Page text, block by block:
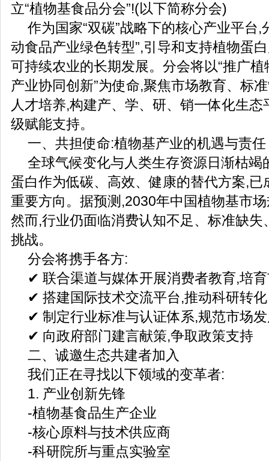
立“植物基食品分会”!(以下简称分会)
作为国家“双碳”战略下的核心产业平台,
动食品产业绿色转型”,引导和支持植物蛋
可持续农业的长期发展。分会将以“推广
产业协同创新”为使命,聚焦市场教育、标
人才培养,构建产、学、研、销一体化生
级赋能支持。
一、共担使命:植物基产业的机遇与责任
全球气候变化与人类生存资源日渐枯竭
蛋白作为低碳、高效、健康的替代方案,已
重要方向。据预测,2030年中国植物基市
然而,行业仍面临消费认知不足、标准缺失
挑战。
分会将携手各方:
✔ 联合渠道与媒体开展消费者教育,培
✔ 搭建国际技术交流平台,推动科研转化
✔ 制定行业标准与认证体系,规范市场
✔ 向政府部门建言献策,争取政策支持
二、诚邀生态共建者加入
我们正在寻找以下领域的变革者:
1. 产业创新先锋
-植物基食品生产企业
-核心原料与技术供应商
-科研院所与重点实验室